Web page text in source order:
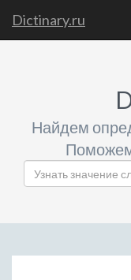
Dictinary.ru
Найдем
Поможем